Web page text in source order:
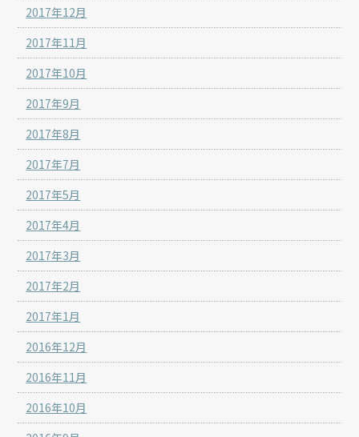
2017年12月
2017年11月
2017年10月
2017年9月
2017年8月
2017年7月
2017年5月
2017年4月
2017年3月
2017年2月
2017年1月
2016年12月
2016年11月
2016年10月